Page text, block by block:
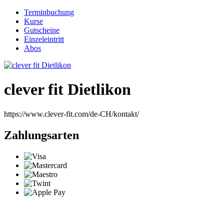
Terminbuchung
Kurse
Gutscheine
Einzeleintritt
Abos
clever fit Dietlikon
https://www.clever-fit.com/de-CH/kontakt/
Zahlungsarten